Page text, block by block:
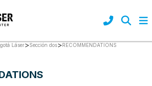
Láser>Sección dos>RECOMMENDATIONS